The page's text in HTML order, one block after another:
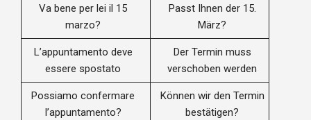
Va bene per lei il 15
marzo?
Passt Ihnen der 15.
März?
L’appuntamento deve
essere spostato
Der Termin muss
verschoben werden
Possiamo confermare
l’appuntamento?
Können wir den Termin
bestätigen?